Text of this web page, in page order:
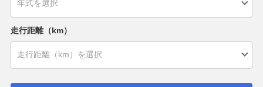
走行距離（km）